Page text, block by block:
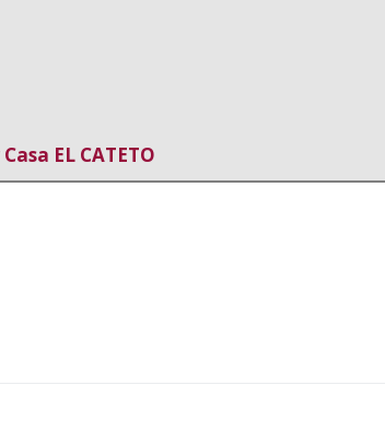
EL CATETO